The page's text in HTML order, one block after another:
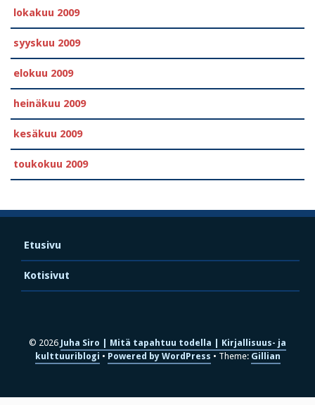
lokakuu 2009
syyskuu 2009
elokuu 2009
heinäkuu 2009
kesäkuu 2009
toukokuu 2009
Etusivu
Kotisivut
© 2026 Juha Siro | Mitä tapahtuu todella | Kirjallisuus- ja
kulttuuriblogi
Powered by WordPress Theme: Gillian